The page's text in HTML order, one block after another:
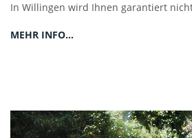
In Willingen wird Ihnen garantiert
MEHR INFO...